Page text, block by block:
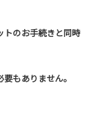
トのお手続きと同時
もありません。